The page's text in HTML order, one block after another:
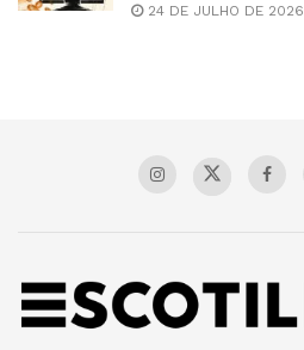
24 DE JULHO DE 2026